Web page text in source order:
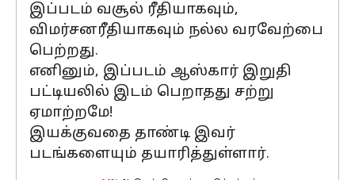
இப்படம் வசூல் ரீதியாகவும்,
விமர்சனரீதியாகவும் நல்ல வரவேற்பை
பெற்றது.
எனினும், இப்படம் ஆஸ்கார் இறுதி
பட்டியலில் இடம் பெறாதது சற்று
ஏமாற்றமே!
இயக்குவதை தாண்டி இவர்
படங்களையும் தயாரித்துள்ளார்.